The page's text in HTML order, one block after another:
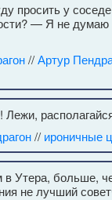
просить у
— Я не думаю
//Артур
// ироничные
Утера, больше,
не лучший